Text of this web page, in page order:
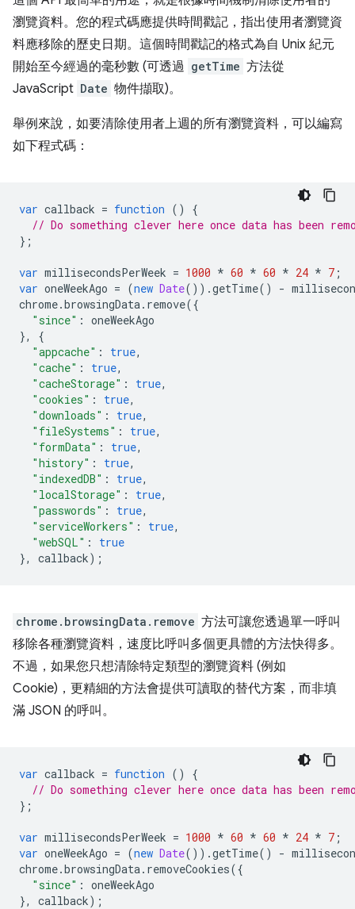
瀏覽資料。您的程式碼應提供時間戳記，指出使用者瀏覽資
料應移除的歷史日期。這個時間戳記的格式為自 Unix 紀元
開始至今經過的毫秒數 (可透過 getTime 方法從
JavaScript Date 物件擷取)。
舉例來說，如要清除使用者上週的所有瀏覽資料，可以編寫
如下程式碼：
var callback = function ()
{
// Do something clever here once data has been
};
var millisecondsPerWeek = 1000 * 60 * 60 * 24 * 7 ;
var oneWeekAgo = (new Date()).getTime() -
chrome.browsingData. remove({
"since" : oneWeekAgo
},
{
"appcache" : true,
"cache" : true,
"cacheStorage" : true,
"cookies" : true,
"downloads" : true,
"fileSystems" : true,
"formData" : true,
"history" : true,
"indexedDB" : true,
"localStorage" : true,
"passwords" : true,
"serviceWorkers" : true,
"webSQL" :
true
},
callback);
chrome.browsingData.remove 方法可讓您透過單一呼叫
移除各種瀏覽資料，速度比呼叫多個更具體的方法快得多。
不過，如果您只想清除特定類型的瀏覽資料 (例如
Cookie)，更精細的方法會提供可讀取的替代方案，而非填
滿 JSON 的呼叫。
var callback = function ()
{
// Do something clever here once data has been
};
var millisecondsPerWeek = 1000 * 60 * 60 * 24 * 7 ;
var oneWeekAgo = (new Date()).getTime() -
chrome.browsingData. removeCookies({
"since" : oneWeekAgo
},
callback);